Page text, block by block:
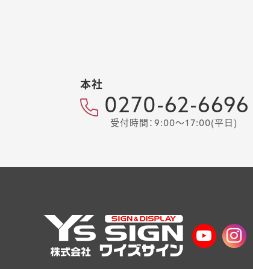
本社
0270-62-6696
受付時間：9:00～17:00(平日)